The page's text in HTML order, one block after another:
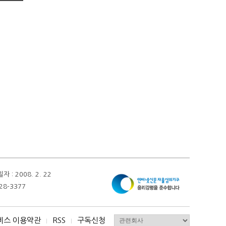
자 : 2008. 2. 22
3377
스 이용약관 RSS 구독신청